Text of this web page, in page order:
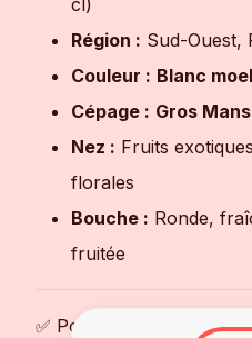
Région : Sud-Ouest,
Couleur : Blanc
Cépage : Gros
Nez : Fruits
florales
Bouche : Ronde,
fruitée
✅ Pourquoi choisir ce